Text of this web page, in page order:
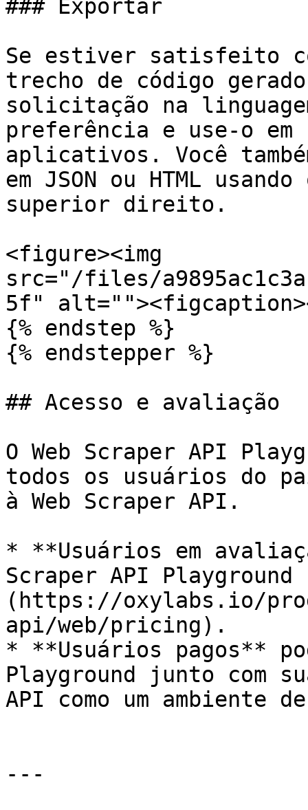
### Exportar
Se estiver satisfeito
trecho de código
solicitação na
preferência e use-o
aplicativos. Você
em JSON ou HTML
superior direito.
<figure><img
src="/files/
5f"
{% endstep %}
{% endstepper %}
## Acesso e avaliação
O Web Scraper API
todos os usuários do
à Web Scraper API.
* **Usuários em
Scraper API
(https://oxylabs.io/
api/web/pricing).
* **Usuários pagos**
Playground junto com
API como um ambiente
---